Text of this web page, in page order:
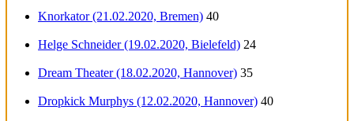
Knorkator (21.02.2020, Bremen) 40
Helge Schneider (19.02.2020, Bielefeld) 24
Dream Theater (18.02.2020, Hannover) 35
Dropkick Murphys (12.02.2020, Hannover) 40